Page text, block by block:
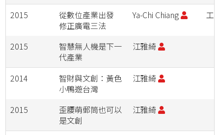
2015
從數位產業出發
修正廣電三法
Ya-Chi Chiang 工
2015
智慧無人機是下一
代產業
江雅綺
2014
智財與文創：黃色
小鴨遊台灣
江雅綺
2015
歪腰萌郵筒也可以
是文創
江雅綺